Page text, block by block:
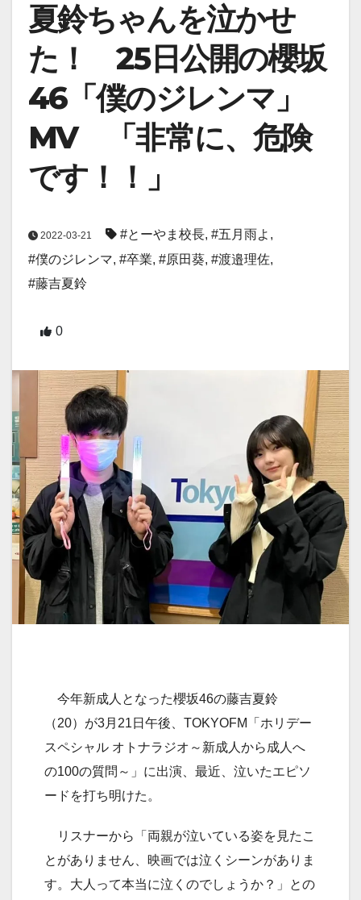
夏鈴ちゃんを泣かせ
た！ 25日公開の櫻坂
46「僕のジレンマ」
MV 「非常に、危険
です！！」
2022-03-21 #とーやま校長, #五月雨よ ,
#僕のジレンマ, #卒業, #原田葵, #渡邉理佐,
#藤吉夏鈴
0
今年新成人となった櫻坂46の藤吉夏鈴
（20）が3月21日午後、TOKYOFM「ホリデー
スペシャル オトナラジオ～新成人から成人へ
の100の質問～」に出演、最近、泣いたエピソ
ードを打ち明けた。
リスナーから「両親が泣いている姿を見たこ
とがありません、映画では泣くシーンがありま
す。大人って本当に泣くのでしょうか？」との